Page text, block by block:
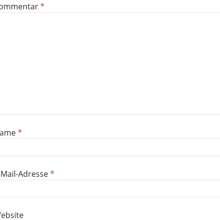
*
*
Mail-Adresse*